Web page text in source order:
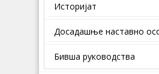
Историјат
Досадашње наставно
Бивша руководства